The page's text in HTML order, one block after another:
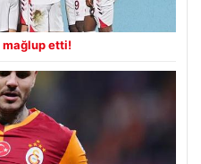
mağlup etti!